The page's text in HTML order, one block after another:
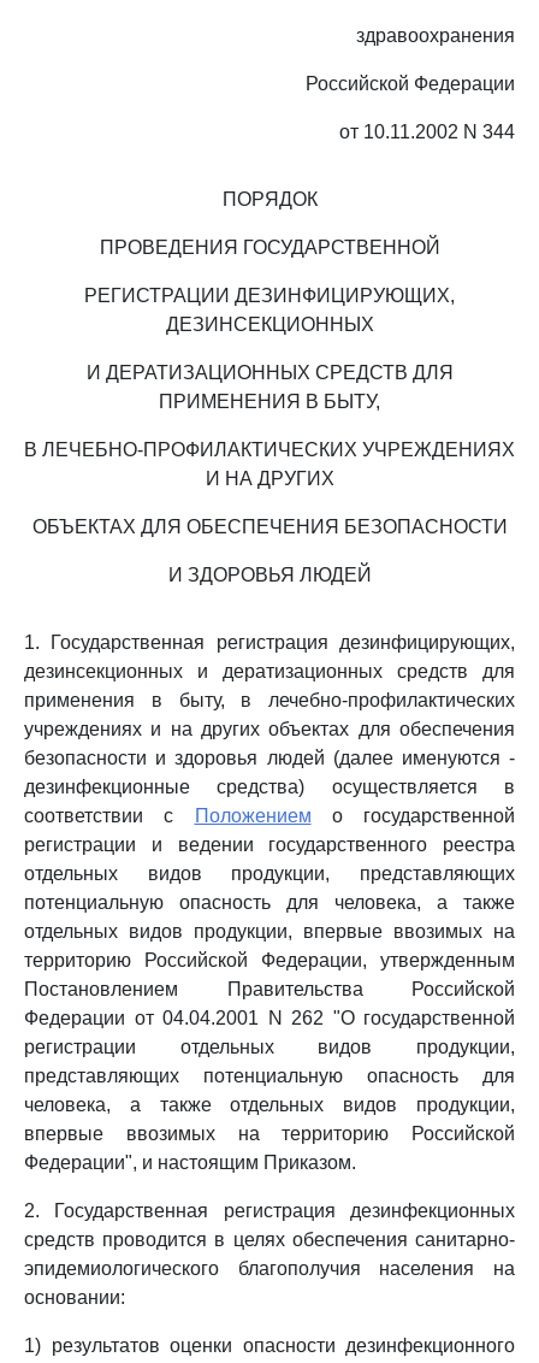
здравоохранения
Российской Федерации
от 10.11.2002 N 344
ПОРЯДОК
ПРОВЕДЕНИЯ ГОСУДАРСТВЕННОЙ
РЕГИСТРАЦИИ ДЕЗИНФИЦИРУЮЩИХ,
ДЕЗИНСЕКЦИОННЫХ
И ДЕРАТИЗАЦИОННЫХ СРЕДСТВ ДЛЯ
ПРИМЕНЕНИЯ В БЫТУ,
В ЛЕЧЕБНО-ПРОФИЛАКТИЧЕСКИХ УЧРЕЖДЕНИЯХ
И НА ДРУГИХ
ОБЪЕКТАХ ДЛЯ ОБЕСПЕЧЕНИЯ БЕЗОПАСНОСТИ
И ЗДОРОВЬЯ ЛЮДЕЙ
1. Государственная регистрация дезинфицирующих,
дезинсекционных и дератизационных средств для
применения в быту, в лечебно-профилактических
учреждениях и на других объектах для обеспечения
безопасности и здоровья людей (далее именуются -
дезинфекционные средства) осуществляется в
соответствии с
Положением о государственной
регистрации и ведении государственного реестра
отдельных видов продукции, представляющих
потенциальную опасность для человека, а также
отдельных видов продукции, впервые ввозимых на
территорию Российской Федерации, утвержденным
Постановлением Правительства Российской
Федерации от 04.04.2001 N 262 "О государственной
регистрации отдельных видов продукции,
представляющих потенциальную опасность для
человека, а также отдельных видов продукции,
впервые ввозимых на территорию Российской
Федерации", и настоящим Приказом.
2. Государственная регистрация дезинфекционных
средств проводится в целях обеспечения санитарно-
эпидемиологического благополучия населения на
основании:
1) результатов оценки опасности дезинфекционного